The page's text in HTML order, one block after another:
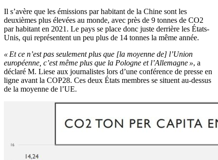
Il s’avère que les émissions par habitant de la Chine sont les
deuxièmes plus élevées au monde, avec près de 9 tonnes de CO2
par habitant en 2021. Le pays se place donc juste derrière les États-
Unis, qui représentent un peu plus de 14 tonnes la même année.
« Et ce n’est pas seulement plus que [la moyenne de] l’Union
européenne, c’est même plus que la Pologne et l’Allemagne », a
déclaré M. Liese aux journalistes lors d’une conférence de presse en
ligne avant la COP28. Ces deux États membres se situent au-dessus
de la moyenne de l’UE.